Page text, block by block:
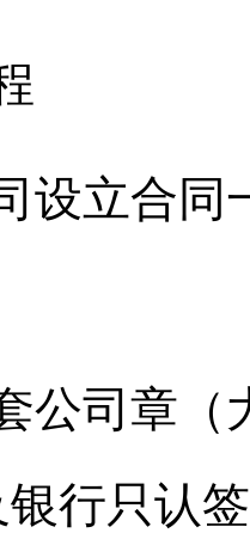
设立合同
公司章（
行只认